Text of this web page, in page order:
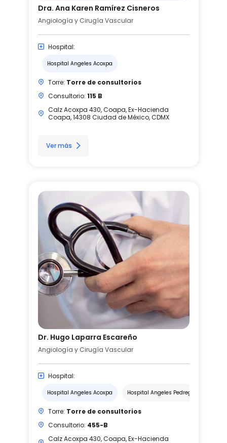
Dra. Ana Karen Ramírez Cisneros
Angiología y Cirugía Vascular
Hospital:
Hospital Angeles Acoxpa
Torre: Torre de consultorios
Consultorio: 115 B
Calz Acoxpa 430, Coapa, Ex-Hacienda
Coapa, 14308 Ciudad de México, CDMX
Ver más
Dr. Hugo Laparra Escareño
Angiología y Cirugía Vascular
Hospital:
Hospital Angeles Acoxpa Hospital Angeles Pedregal
Torre: Torre de consultorios
Consultorio: 455-B
Calz Acoxpa 430, Coapa, Ex-Hacienda